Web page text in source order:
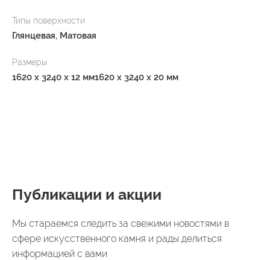
Типы поверхности
Глянцевая, Матовая
Размеры
1620 x 3240 x 12 мм1620 x 3240 x 20 мм
Публикации и акции
Мы стараемся следить за свежими новостями в
сфере искусственного камня и рады делиться
информацией с вами